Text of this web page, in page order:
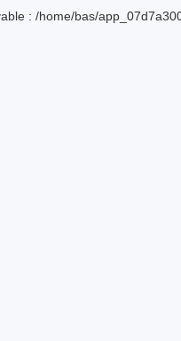
: /home/bas/